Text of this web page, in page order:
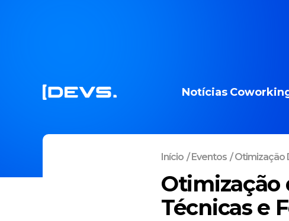
Notícias
Início /Eventos / Otimização
Otimização
Técnicas e